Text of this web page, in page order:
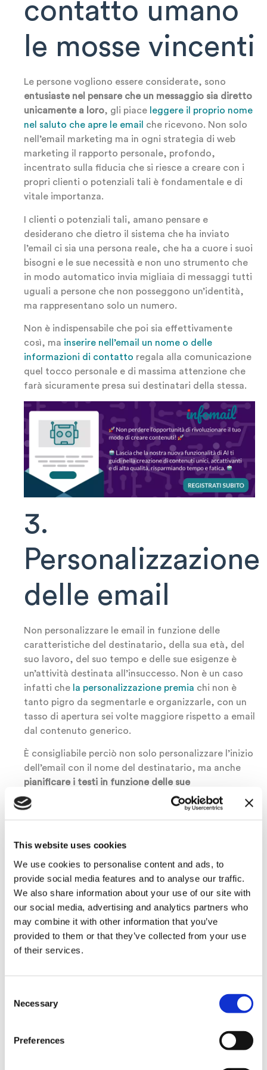
This website uses cookies
We use cookies to personalise content and ads, to
provide social media features and to analyse our traffic.
We also share information about your use of our site with
our social media, advertising and analytics partners who
may combine it with other information that you’ve
provided to them or that they’ve collected from your use
of their services.
Selection
Necessary
Preferences
contatto umano
le mosse vincenti
Le persone vogliono essere considerate, sono
entusiaste nel pensare che un messaggio sia diretto
unicamente a loro, gli piace leggere il proprio nome
nel saluto che apre le email
che ricevono. Non solo
nell’email marketing ma in ogni strategia di web
marketing il rapporto personale, profondo,
incentrato sulla fiducia che si riesce a creare con i
propri clienti o potenziali tali è fondamentale e di
vitale importanza.
I clienti o potenziali tali, amano pensare e
desiderano che dietro il sistema che ha inviato
l’email ci sia una persona reale, che ha a cuore i suoi
bisogni e le sue necessità e non uno strumento che
in modo automatico invia migliaia di messaggi tutti
uguali a persone che non posseggono un’identità,
ma rappresentano solo un numero.
Non è indispensabile che poi sia effettivamente
così, ma inserire nell’email un nome o delle
informazioni di contatto regala alla comunicazione
quel tocco personale e di massima attenzione che
farà sicuramente presa sui destinatari della stessa.
3.
Personalizzazione
delle email
Non personalizzare le email in funzione delle
caratteristiche del destinatario, della sua età, del
suo lavoro, del suo tempo e delle sue esigenze è
un’attività destinata all’insuccesso. Non è un caso
infatti che la personalizzazione premia chi non è
tanto pigro da segmentarle e organizzarle, con un
tasso di apertura sei volte maggiore rispetto a email
dal contenuto generico.
È consigliabile perciò non solo personalizzare l’inizio
dell’email con il nome del destinatario, ma anche
pianificare i testi in funzione delle sue
caratteristiche da quelle più semplicemente
anagrafiche a quelle lavorative
con contenuti
riceve, come un valore aggiunto e una fonte di
Il modo più semplice per creare delleliste suddivise
e segmentate in base a determinate
caratteristiche, che permettono una rapida
personalizzazione delle email, è servendosi di un
appositoemail marketing softwaredi automazione,
come ad esempio Infomail. I risultati sono
aziende che si convertono all’utilizzo di mail
personalizzate riscontrano dei miglioramenti a
livello di apertura delle email.
Vuoi mettere in pratica